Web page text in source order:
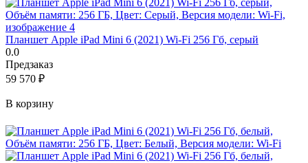
Планшет Apple iPad Mini 6 (2021) Wi-Fi 256 Гб, серый
0.0
Предзаказ
59 570 ₽
В корзину